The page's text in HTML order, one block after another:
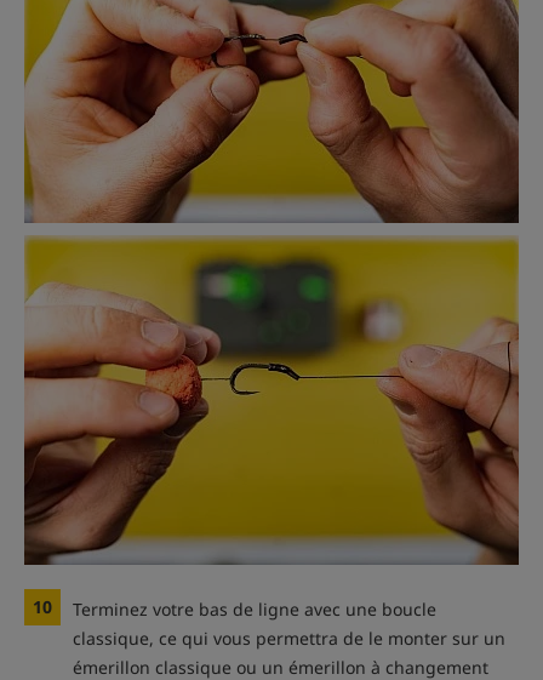
10
Terminez votre bas de ligne avec une boucle
classique, ce qui vous permettra de le monter sur un
émerillon classique ou un émerillon à changement